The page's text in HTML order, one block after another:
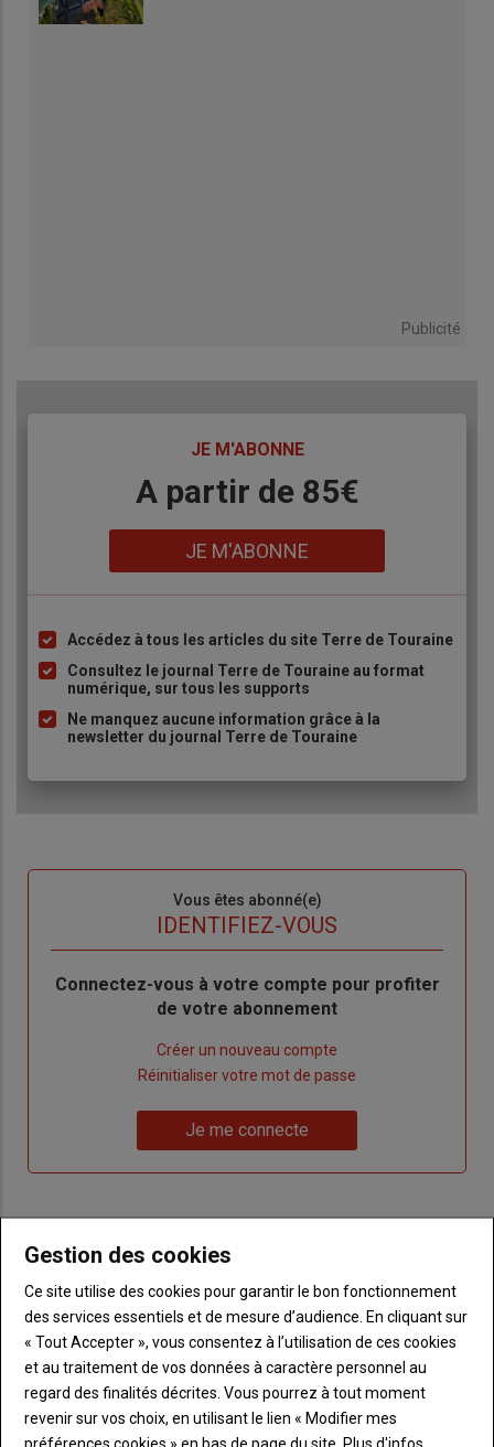
Publicité
JE M'ABONNE
A partir de 85€
JE M'ABONNE
Liste
à
puce
Accédez à tous les articles du site Terre de Touraine
Consultez le journal Terre de Touraine au format
numérique, sur tous les supports
Ne manquez aucune information grâce à la
newsletter du journal Terre de Touraine
Vous êtes abonné(e)
IDENTIFIEZ-VOUS
Body
Connectez-vous à votre compte pour profiter
de votre abonnement
Créer un nouveau compte
de
Réinitialiser votre mot de passe
me
Je me connecte
Sous-
titre
Vous n'êtes pas abonné(e)
BodyChoisissez votre formule et créez votre
compte pour accéder à tout Terre de
Touraine.
Lien Créez un compte
Gestion des cookies
Ce site utilise des cookies pour garantir le bon fonctionnement
des services essentiels et de mesure d’audience. En cliquant sur
« Tout Accepter », vous consentez à l’utilisation de ces cookies
et au traitement de vos données à caractère personnel au
regard des finalités décrites. Vous pourrez à tout moment
revenir sur vos choix, en utilisant le lien « Modifier mes
préférences cookies » en bas de page du site. Plus d'infos